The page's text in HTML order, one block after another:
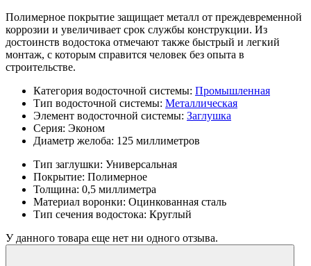
Полимерное покрытие защищает металл от преждевременной
коррозии и увеличивает срок службы конструкции. Из
достоинств водостока отмечают также быстрый и легкий
монтаж, с которым справится человек без опыта в
строительстве.
Категория водосточной системы: Промышленная
Тип водосточной системы: Металлическая
Элемент водосточной системы: Заглушка
Серия: Эконом
Диаметр желоба: 125 миллиметров
Тип заглушки: Универсальная
Покрытие: Полимерное
Толщина: 0,5 миллиметра
Материал воронки: Оцинкованная сталь
Тип сечения водостока: Круглый
У данного товара еще нет ни одного отзыва.